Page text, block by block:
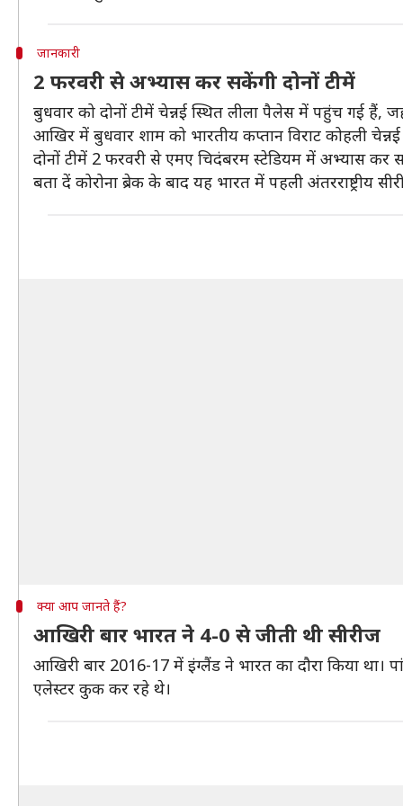
जानकारी
2 फरवरी से अभ्यास कर सकेंगी दोनों टीमें
बुधवार को दोनों टीमें चेन्नई स्थित लीला पैलेस में पहुंच गई हैं,
आखिर में बुधवार शाम को भारतीय कप्तान विराट कोहली
दोनों टीमें 2 फरवरी से एमए चिदंबरम स्टेडियम में अभ्यास कर
बता दें कोरोना ब्रेक के बाद यह भारत में पहली अंतरराष्ट्रीय
क्या आप जानते हैं?
आखिरी बार भारत ने 4-0 से जीती थी सीरीज
आखिरी बार 2016-17 में इंग्लैंड ने भारत का दौरा किया था।
एलेस्टर कुक कर रहे थे।